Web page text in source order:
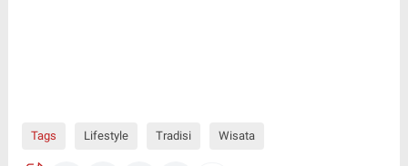
Tags Lifestyle Tradisi Wisata